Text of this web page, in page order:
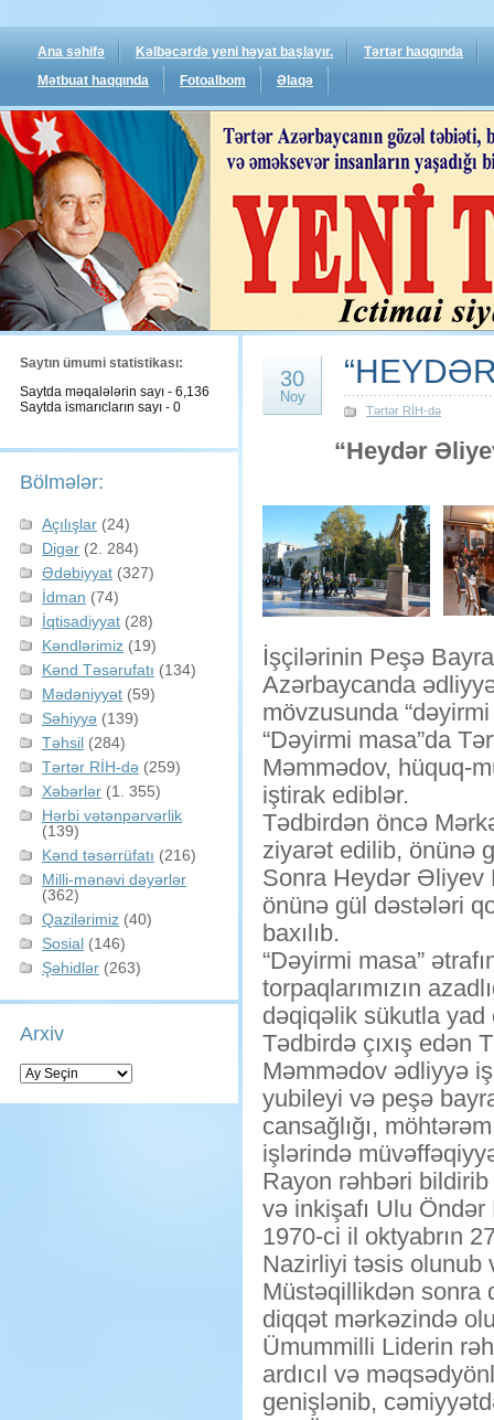
Ana səhifə Kəlbəcərdə yeni həyat başlayır.
Tərtər haqqında
Mətbuat haqqında
Fotoalbom Əlaqə
Saytın ümumi statistikası:
Saytda məqalələrin sayı - 6,136
Saytda ismarıcların sayı - 0
Bölmələr:
Açılışlar (24)
Digər (2. 284)
Ədəbiyyat (327)
İdman (74)
İqtisadiyyat (28)
Kəndlərimiz (19)
Kənd Təsərufatı (134)
Mədəniyyət (59)
Səhiyyə (139)
Təhsil (284)
Tərtər RİH-də (259)
Xəbərlər (1. 355)
Hərbi vətənpərvərlik
(139)
Kənd təsərrüfatı (216)
Milli-mənəvi dəyərlər
(362)
Qazilərimiz (40)
Sosial (146)
Şəhidlər (263)
Arxiv
Arxiv
30
Noy
Tərtər RİH-də
“Heydər
İşçilərinin Peşə
Azərbaycanda
mövzusunda
“Dəyirmi masa”da
Məmmədov, hüquq-
iştirak ediblər.
Tədbirdən öncə
ziyarət edilib, önünə
Sonra Heydər Əliyev
önünə gül dəstələri
baxılıb.
“Dəyirmi masa”
torpaqlarımızın
dəqiqəlik sükutla yad
Tədbirdə çıxış edən
Məmmədov ədliyyə
yubileyi və peşə
cansağlığı,
işlərində
Rayon rəhbəri
və inkişafı Ulu Öndər
1970-ci il oktyabrın
Nazirliyi təsis olunub
Müstəqillikdən sonra
diqqət mərkəzində
Ümummilli Liderin
ardıcıl və
genişlənib,